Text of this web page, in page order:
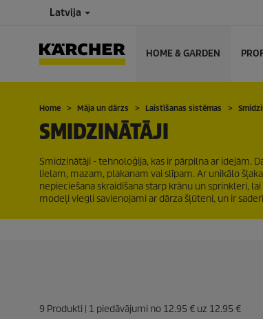
Latvija
HOME & GARDEN
Home Māja un dārzs Laistīšanas sistēmas
SMIDZINĀTĀJI
Smidzinātāji - tehnoloģija, kas ir pārpilna ar idejām.
lielam, mazam, plakanam vai slīpam. Ar unikālo
nepieciešana skraidīšana starp krānu un sprinkleri,
modeļi viegli savienojami ar dārza šļūteni, un ir
9 Produkti | 1 piedāvājumi no 12.95 € uz 12.95 €